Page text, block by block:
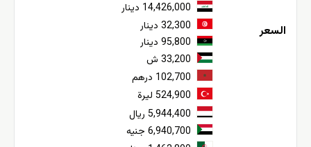
السعر
14,426,000 دينار
32,300 دينار
95,800 دينار
33,200 ش
102,700 درهم
524,900 ليرة
5,944,400 ريال
6,940,700 جنيه